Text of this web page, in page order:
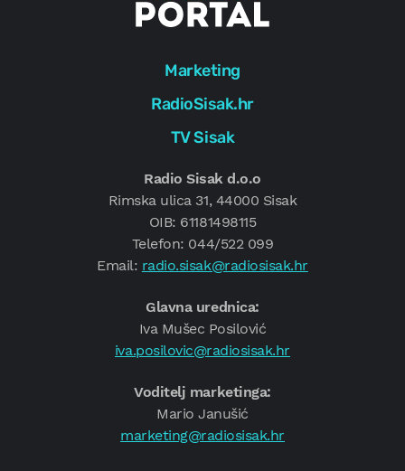
Marketing
RadioSisak.hr
TV Sisak
Radio Sisak d.o.o
Rimska ulica 31, 44000 Sisak
OIB: 61181498115
Telefon: 044/522 099
Email: radio.sisak@radiosisak.hr
Glavna urednica:
Iva Mušec Posilović
iva.posilovic@radiosisak.hr
Voditelj marketinga:
Mario Janušić
marketing@radiosisak.hr